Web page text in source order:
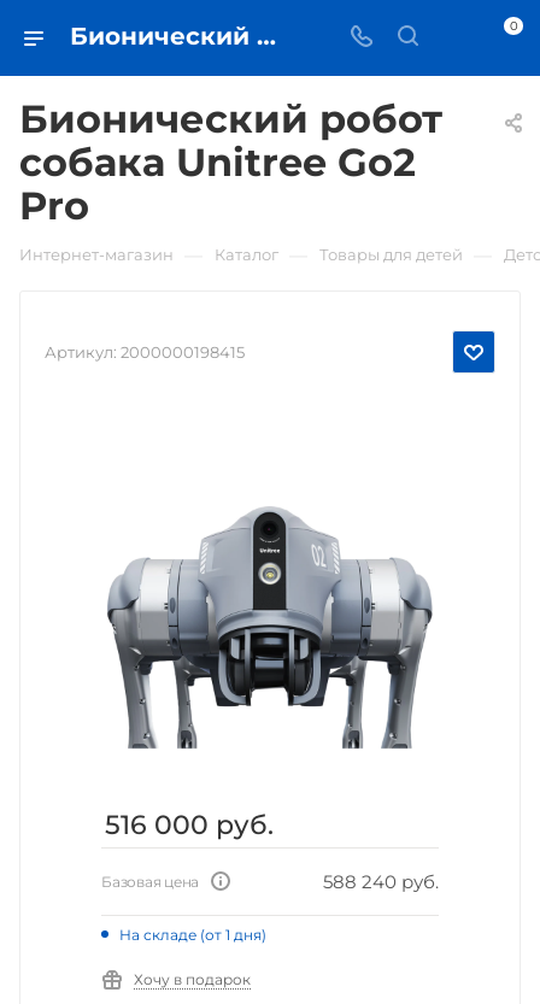
Бионический робот собака Unitree Go2 Pro • купить в Самаре - iЧехол 0
Бионический робот
собака Unitree Go2
Pro
Интернет-магазин Каталог Товары для детей
Артикул: 2000000198415
516 000 руб.
Базовая цена 588 240 руб.
На складе (от 1 дня)
Хочу в подарок